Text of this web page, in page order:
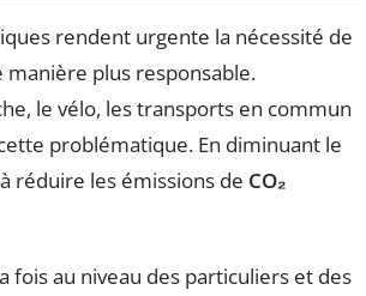
rendent urgente la nécessité de
plus responsable.
le vélo, les transports en commun
problématique. En diminuant le
réduire les émissions de CO₂
fois au niveau des particuliers et des